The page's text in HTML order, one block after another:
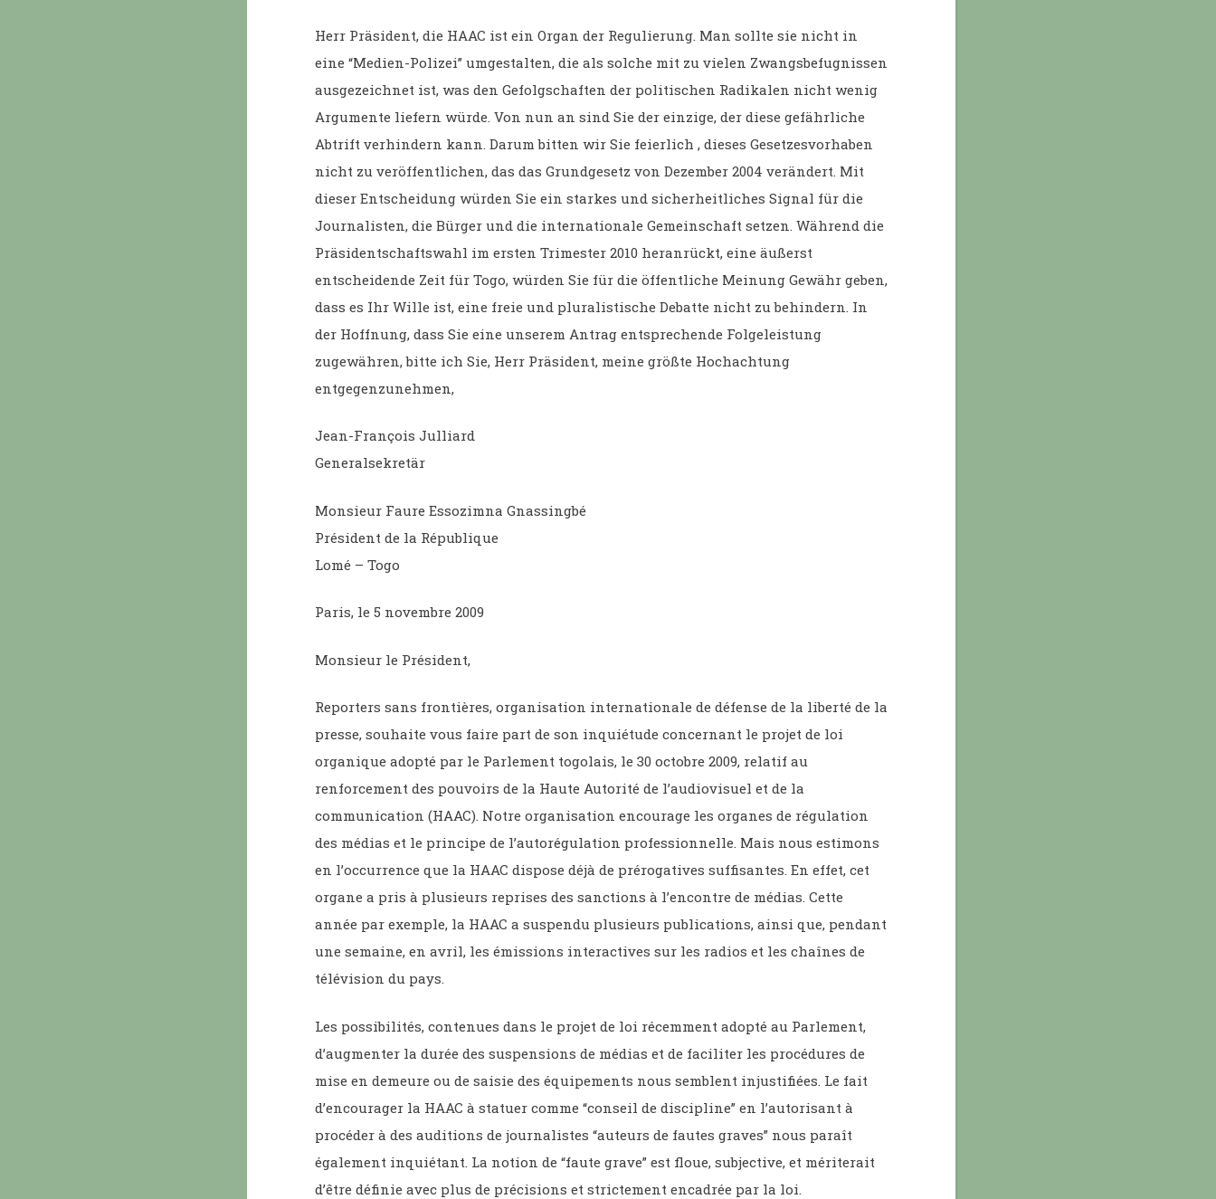
Herr Präsident, die HAAC ist ein Organ der Regulierung. Man sollte sie nicht in
eine “Medien-Polizei” umgestalten, die als solche mit zu vielen Zwangsbefugnissen
ausgezeichnet ist, was den Gefolgschaften der politischen Radikalen nicht wenig
Argumente liefern würde. Von nun an sind Sie der einzige, der diese gefährliche
Abtrift verhindern kann. Darum bitten wir Sie feierlich , dieses Gesetzesvorhaben
nicht zu veröffentlichen, das das Grundgesetz von Dezember 2004 verändert. Mit
dieser Entscheidung würden Sie ein starkes und sicherheitliches Signal für die
Journalisten, die Bürger und die internationale Gemeinschaft setzen. Während die
Präsidentschaftswahl im ersten Trimester 2010 heranrückt, eine äußerst
entscheidende Zeit für Togo, würden Sie für die öffentliche Meinung Gewähr geben,
dass es Ihr Wille ist, eine freie und pluralistische Debatte nicht zu behindern. In
der Hoffnung, dass Sie eine unserem Antrag entsprechende Folgeleistung
zugewähren, bitte ich Sie, Herr Präsident, meine größte Hochachtung
entgegenzunehmen,
Jean-François Julliard
Generalsekretär
Monsieur Faure Essozimna Gnassingbé
Président de la République
Lomé – Togo
Paris, le 5 novembre 2009
Monsieur le Président,
Reporters sans frontières, organisation internationale de défense de la liberté de la
presse, souhaite vous faire part de son inquiétude concernant le projet de loi
organique adopté par le Parlement togolais, le 30 octobre 2009, relatif au
renforcement des pouvoirs de la Haute Autorité de l’audiovisuel et de la
communication (HAAC). Notre organisation encourage les organes de régulation
des médias et le principe de l’autorégulation professionnelle. Mais nous estimons
en l’occurrence que la HAAC dispose déjà de prérogatives suffisantes. En effet, cet
organe a pris à plusieurs reprises des sanctions à l’encontre de médias. Cette
année par exemple, la HAAC a suspendu plusieurs publications, ainsi que, pendant
une semaine, en avril, les émissions interactives sur les radios et les chaînes de
télévision du pays.
Les possibilités, contenues dans le projet de loi récemment adopté au Parlement,
d’augmenter la durée des suspensions de médias et de faciliter les procédures de
mise en demeure ou de saisie des équipements nous semblent injustifiées. Le fait
d’encourager la HAAC à statuer comme “conseil de discipline” en l’autorisant à
procéder à des auditions de journalistes “auteurs de fautes graves” nous paraît
également inquiétant. La notion de “faute grave” est floue, subjective, et mériterait
d’être définie avec plus de précisions et strictement encadrée par la loi.